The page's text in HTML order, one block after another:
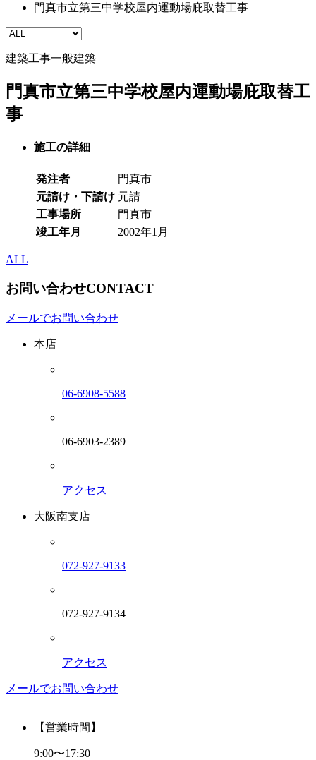
門真市立第三中学校屋内運動場庇取替工事
建築工事一般建築
門真市立第三中学校屋内運動場庇取替工
事
施工の詳細
発注者
門真市
元請け・下請け 元請
工事場所
門真市
竣工年月
2002年1月
ALL
お問い合わせCONTACT
メールでお問い合わせ
本店
06-6908-5588
06-6903-2389
アクセス
大阪南支店
072-927-9133
072-927-9134
アクセス
メールでお問い合わせ
【営業時間】
9:00〜17:30